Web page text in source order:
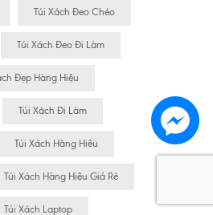
Túi Xách Đeo Chéo
Túi Xách Đeo Đi Làm
Đẹp Hàng Hiệu
Túi Xách Đi Làm
Túi Xách Hàng Hiêu
Túi Xách Hàng Hiệu Giá Rẻ
Túi Xách Laptop